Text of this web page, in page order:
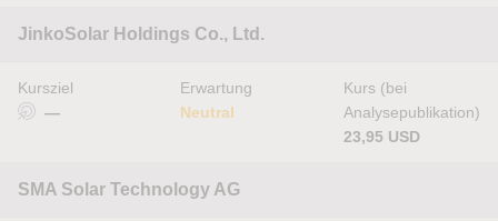
JinkoSolar Holdings Co., Ltd.
Kursziel
—
Erwartung
Neutral
Kurs (bei
Analysepublikation)
23,95 USD
SMA Solar Technology AG